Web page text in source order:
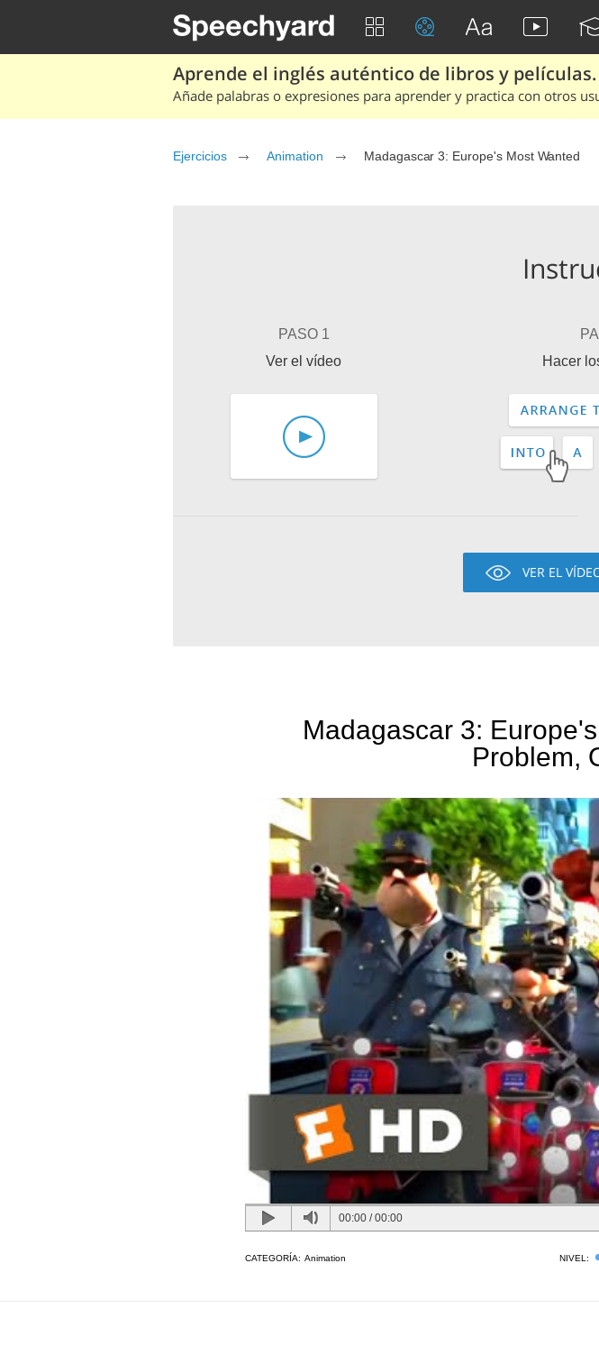
Aprende el inglés auténtico de libros y películas.
Añade palabras o expresiones para aprender y practica con otros
Ejercicios Animation Madagascar 3: Europe's Most Wanted
PASO 1
Ver el vídeo
Hacer
VER EL
Madagascar 3:
Problem,
00:00 /00:00
CATEGORÍA: Animation NIVEL: